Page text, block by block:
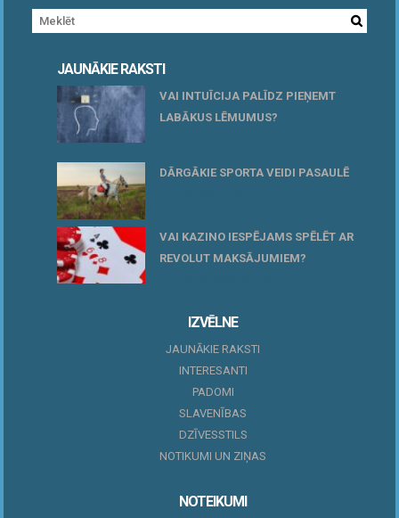
JAUNĀKIE RAKSTI
VAI INTUĪCIJA PALĪDZ PIEŅEMT
LABĀKUS LĒMUMUS?
DĀRGĀKIE SPORTA VEIDI PASAULĒ
VAI KAZINO IESPĒJAMS SPĒLĒT AR
REVOLUT MAKSĀJUMIEM?
IZVĒLNE
JAUNĀKIE RAKSTI
INTERESANTI
PADOMI
SLAVENĪBAS
DZĪVESSTILS
NOTIKUMI UN ZIŅAS
NOTEIKUMI